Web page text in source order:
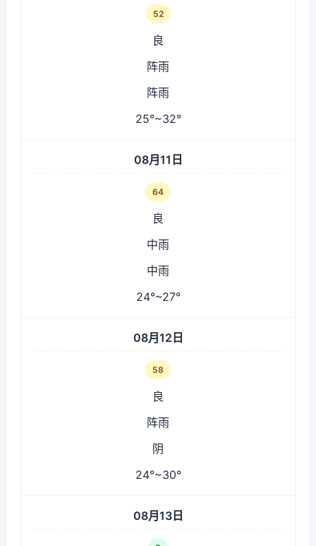
52
良
阵雨
阵雨
25°~32°
08月11日
64
良
中雨
中雨
24°~27°
08月12日
58
良
阵雨
阴
24°~30°
08月13日